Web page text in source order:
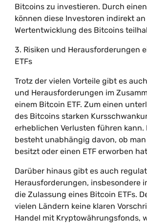
Bitcoins zu investieren. Durch
können diese Investoren indirekt
Wertentwicklung des Bitcoins
3. Risiken und Herausforderungen
ETFs
Trotz der vielen Vorteile gibt es
und Herausforderungen im
einem Bitcoin ETF. Zum einen
des Bitcoins starken
erheblichen Verlusten führen kann.
besteht unabhängig davon, ob
besitzt oder einen ETF erworben
Darüber hinaus gibt es auch
Herausforderungen, insbesondere
die Zulassung eines Bitcoin ETFs.
vielen Ländern keine klaren
Handel mit Kryptowährungsfonds,